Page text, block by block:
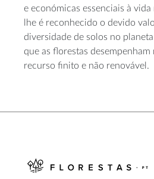
e económicas essenciais à
lhe é reconhecido o devido
diversidade de solos no planeta
que as florestas
recurso finito e não renovável.